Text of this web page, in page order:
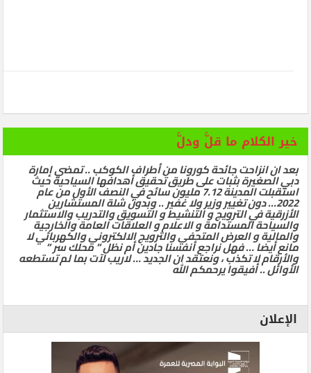
خير الكلام ما قلَّ ودلَّ
بعد ان انزاحت جائحة كورونا من أطراف الكوكب .. تمضي إمارة
دبي الصغيرة بثبات على طريق تحقيق أهدافها السياحية حيث
استقبلت المدينة 7.12 مليون سائح في النصف الأول من عام
2022… دون تغيير وزير ولا غفير .. وبدون شلة المستشارين
الأزرقية في الترويج و التنشيط و التسويق والتدريب والاستثمار
والسياحة المستدامة و الاعلام و العلاقات العامة والخارجية
والمالية و العرض المتحفي والترويج الالكتروني والكهربائي لا
مانع أيضا … فهل نراجع أنفسنا جادين أم نظل ” محلك سر ”
والأرقام لا تكذب ، ونعتقد ان الجديد … لاريب لآت بما لم تستطعه
الأوائل .. أفيقوا يرحمكم الله
الإعلان